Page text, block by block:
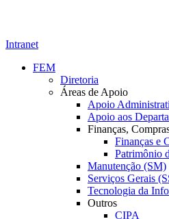
Intranet
FEM
Diretoria
Áreas de Apoio
Apoio
Apoio aos
Finanças,
Finanças e
Patrimônio
Manutenção (SM)
Serviços Gerais
Tecnologia da
Outros
CIPA